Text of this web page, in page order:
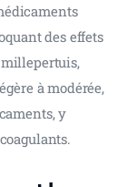
des effets
à modérée,
y